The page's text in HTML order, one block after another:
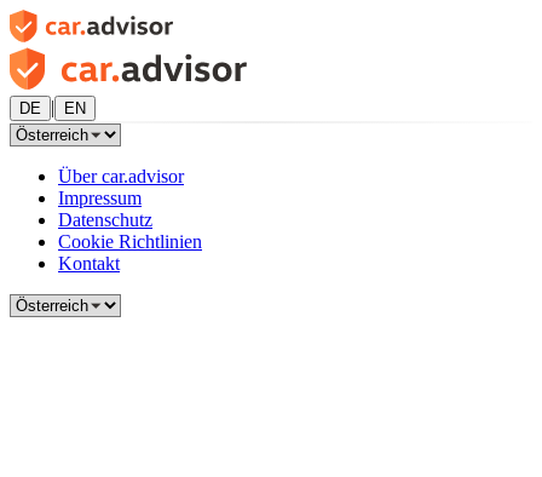
DE | EN
Über car.advisor
Impressum
Datenschutz
Cookie Richtlinien
Kontakt